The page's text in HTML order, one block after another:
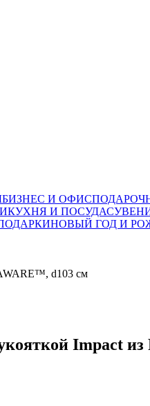
БИЗНЕС И ОФИС
КУХНЯ И ПОСУДА
НОВЫЙ ГОД И
d103 см
Impact